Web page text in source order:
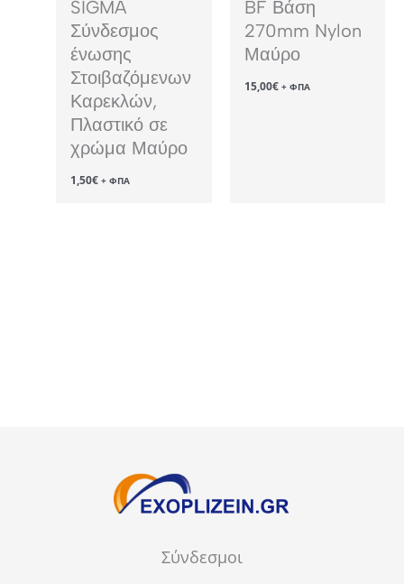
SIGMA
Σύνδεσμος
ένωσης
Στοιβαζόμενων
Καρεκλών,
Πλαστικό σε
χρώμα Μαύρο
1,50€ + ΦΠΑ
BF Βάση
270mm Nylon
Μαύρο
15,00€ + ΦΠΑ
Σύνδεσμοι